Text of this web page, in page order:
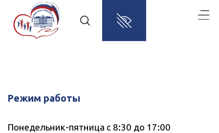
Режим работы
Понедельник-пятница с 8:30 до 17:00